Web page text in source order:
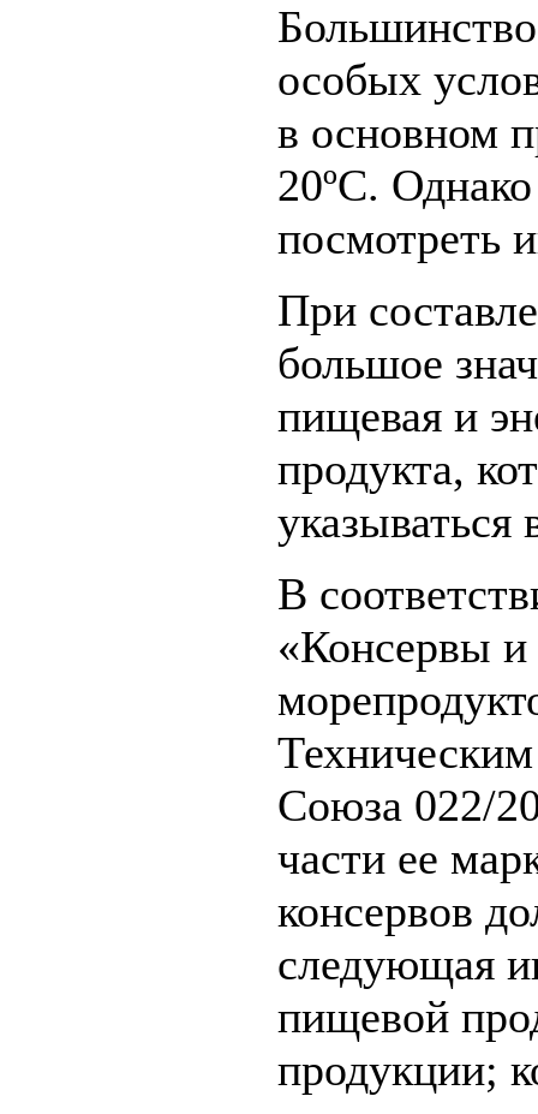
особых
в основном
20ºC.
посмотреть
При
большое
пищевая и
продукта,
указываться
В
«Консервы
Союза 022/
части ее
консервов
следующая
пищевой
продукции;